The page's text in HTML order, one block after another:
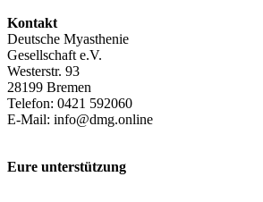
Kontakt
Deutsche Myasthenie
Gesellschaft e.V.
Westerstr. 93
28199 Bremen
Telefon: 0421 592060
E-Mail: info@dmg.online
Eure unterstützung